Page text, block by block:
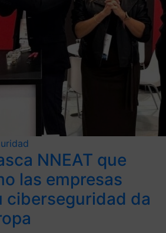
NNEAT que
las empresas
ciberseguridad da